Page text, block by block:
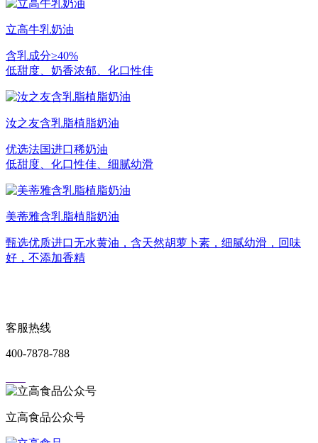
立高牛乳奶油
含乳成分≥40%
低甜度、奶香浓郁、化口性佳
汝之友含乳脂植脂奶油
优选法国进口稀奶油
低甜度、化口性佳、细腻幼滑
美蒂雅含乳脂植脂奶油
甄选优质进口无水黄油，含天然胡萝卜素，细腻幼滑，回味
好，不添加香精
客服热线
400-7878-788
立高食品公众号